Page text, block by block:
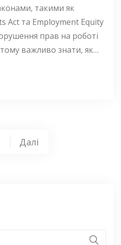
такими як
Act та Employment Equity
прав на роботі
важливо знати, як…
Далі